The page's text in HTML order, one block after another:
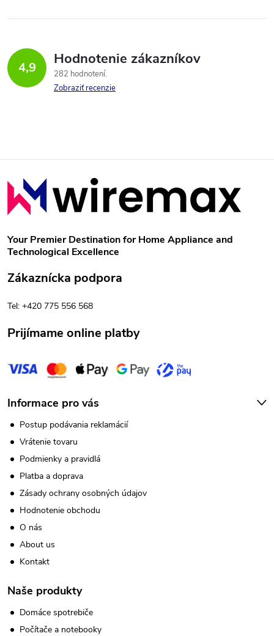
k
t
o
o
v
l
d
a
e
p
r
v
k
y
v
ý
p
s
u
4,9 Hodnotenie zákazníkov
282 hodnotení
Zobraziť recenzie
Z
á
p
ä
t
e
Your Premier Destination for Home Appliance and
Technological Excellence
Zákaznícka podpora
Tel: +420 775 556 568
Prijímame online platby
Informace pro vás
Postup podávania reklamácií
Vrátenie tovaru
Podmienky a pravidlá
Platba a doprava
Zásady ochrany osobných údajov
Hodnotenie obchodu
O nás
About us
Kontakt
Naše produkty
Domáce spotrebiče
Počítače a notebooky